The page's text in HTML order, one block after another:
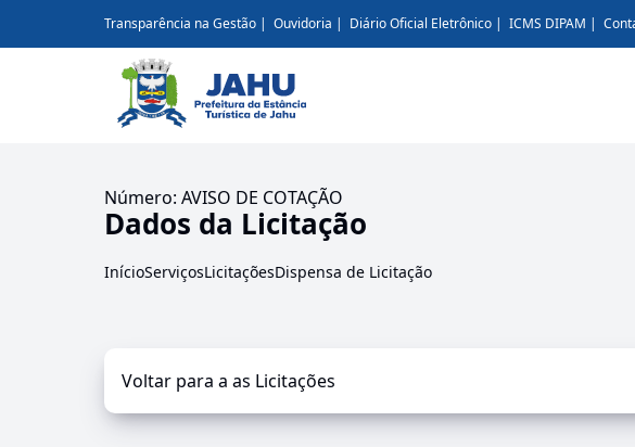
Transparência na Gestão Ouvidoria Diário Oficial Eletrônico ICMS DIPAM
Número: AVISO DE COTAÇÃO
Dados da Licitação
InícioServiçosLicitaçõesDispensa de Licitação
Voltar para a as Licitações